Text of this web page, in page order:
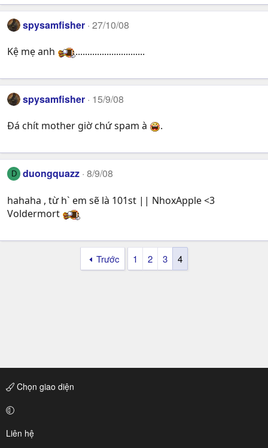
spysamfisher 27/10/08
Kệ mẹ anh .............................
spysamfisher 15/9/08
Đá chít mother giờ chứ spam à .
D duongquazz 8/9/08
hahaha , từ h` em sẽ là 101st || NhoxApple <3
Voldermort
Trước 1 2 3 4
Chọn giao diện
Liên hệ